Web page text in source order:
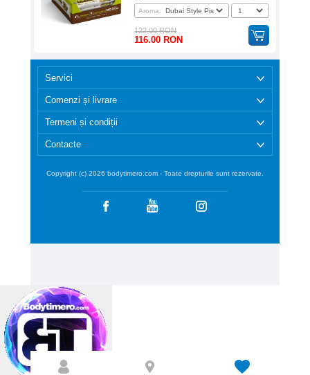
Aroma:
122.00 RON
116.00 RON
Servici
Comenzi și livrare
Termeni și condiții
Contacte
Copyright (c) 2026 bodytimero.com - Toate drepturile sunt rezervate.